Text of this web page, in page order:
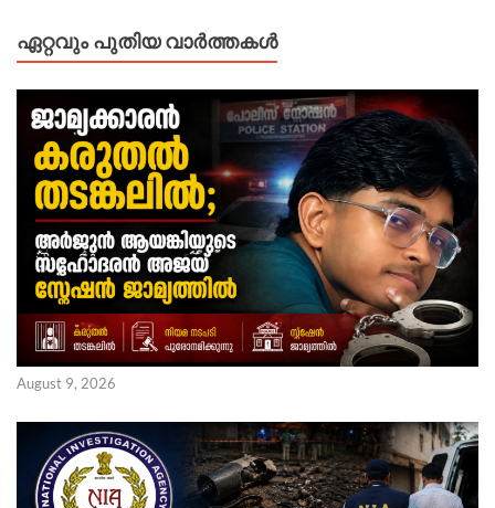
ഏറ്റവും പുതിയ വാർത്തകൾ
August 9, 2026